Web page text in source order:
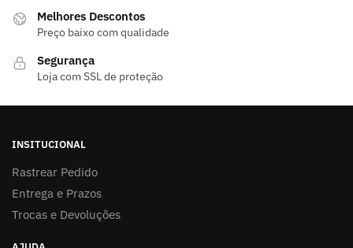
páginaMelhores Descontos
Preço baixo com qualidade
Segurança
Loja com SSL de proteção
INSITUCIONAL
Rastrear Pedido
Entrega e Prazos
Trocas e Devoluções